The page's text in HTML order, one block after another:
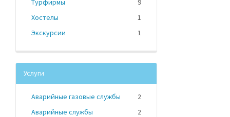
Турфирмы
9
Хостелы
1
Экскурсии
1
Услуги
Аварийные газовые службы
2
Аварийные службы
2